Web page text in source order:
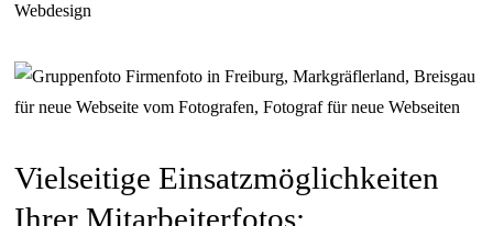
Vielseitige Einsatzmöglichkeiten
Ihrer Mitarbeiterfotos: